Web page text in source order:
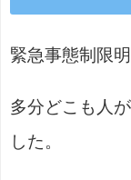
緊急事態制限明
多分どこも人
した。